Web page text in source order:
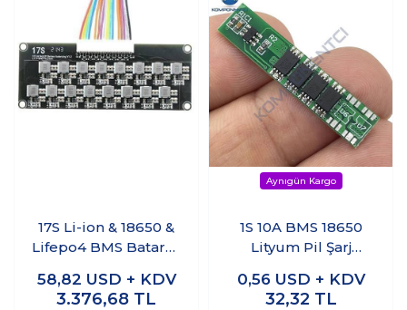
17S Li-ion & 18650 &
Lifepo4 BMS Batarya
Devresi
58,82 USD + KDV
3.376,68 TL
1S 10A BMS 18650
Lityum Pil Şarj
0,56 USD + KDV
32,32 TL